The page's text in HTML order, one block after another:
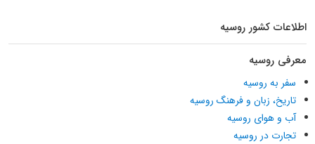
اطلاعات کشور روسیه
معرفی روسیه
سفر به روسیه
تاریخ، زبان و فرهنگ روسیه
آب و هوای روسیه
تجارت در روسیه